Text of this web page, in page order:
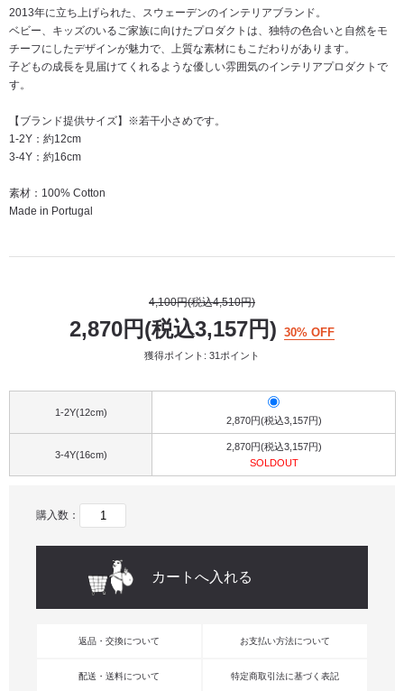
2013年に立ち上げられた、スウェーデンのインテリアブランド。
ベビー、キッズのいるご家族に向けたプロダクトは、独特の色合いと自然をモ
チーフにしたデザインが魅力で、上質な素材にもこだわりがあります。
子どもの成長を見届けてくれるような優しい雰囲気のインテリアプロダクトで
す。
【ブランド提供サイズ】※若干小さめです。
1-2Y：約12cm
3-4Y：約16cm
素材：100% Cotton
Made in Portugal
4,100円(税込4,510円)
2,870円(税込3,157円) 30% OFF
獲得ポイント: 31ポイント
1-2Y(12cm)
2,870円(税込3,157円)
3-4Y(16cm)
2,870円(税込3,157円)
SOLDOUT
購入数：
返品・交換について お支払い方法について
配送・送料について 特定商取引法に基づく表記